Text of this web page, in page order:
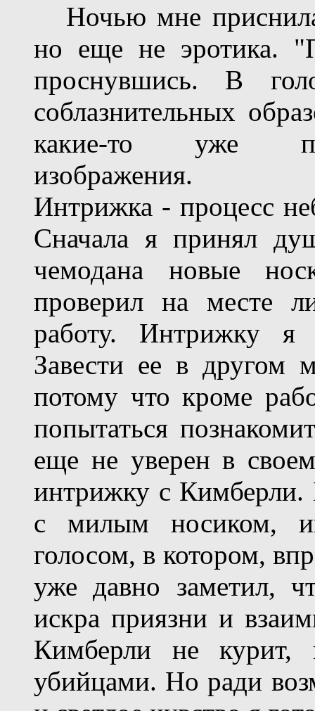
Ночью мне
но еще не эротика.
проснувшись. В
соблазнительных
какие-то уже
изображения.
Интрижка - процесс
Сначала я принял
чемодана новые
проверил на месте
работу. Интрижку я
Завести ее в другом
потому что кроме
попытаться
еще не уверен в
интрижку с Кимберли.
с милым носиком,
голосом, в котором,
уже давно заметил,
искра приязни и
Кимберли не курит,
убийцами. Но ради